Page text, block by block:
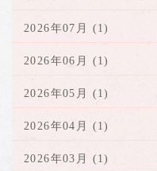
2026年07月 (1)
2026年06月 (1)
2026年05月 (1)
2026年04月 (1)
2026年03月 (1)